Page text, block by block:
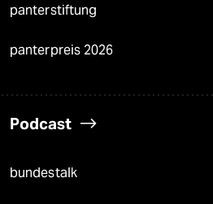
panterstiftung
panterpreis 2026
Podcast
bundestalk